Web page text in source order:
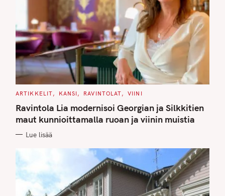
C
T
E
G
O
I
ARTIKKELIT KANSI RAVINTOLAT VIINI
Ravintola Lia modernisoi Georgian ja Silkkitien
maut kunnioittamalla ruoan ja viinin muistia
Lue lisää